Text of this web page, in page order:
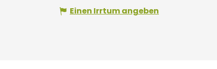
Einen Irrtum angeben